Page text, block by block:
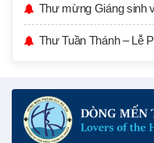
Thư mừng Giáng sinh
Thư Tuần Thánh – Lễ